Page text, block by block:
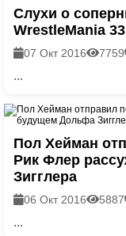
Слухи о
WrestleMania 33
07 Окт 2016 7759
...
Пол Хейман
Рик Флер
Зигглера
06 Окт 2016 5887
...